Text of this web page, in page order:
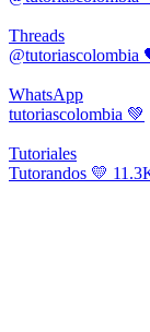
Threads
@tutoriascolombia
WhatsApp
tutoriascolombia 💚
Tutoriales
Tutorandos 💛